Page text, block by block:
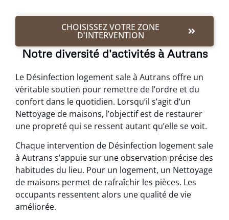
CHOISISSEZ VOTRE ZONE
D'INTERVENTION
Notre diversité d'activités à Autrans
Le Désinfection logement sale à Autrans offre un
véritable soutien pour remettre de l’ordre et du
confort dans le quotidien. Lorsqu’il s’agit d’un
Nettoyage de maisons, l’objectif est de restaurer
une propreté qui se ressent autant qu’elle se voit.
Chaque intervention de Désinfection logement sale
à Autrans s’appuie sur une observation précise des
habitudes du lieu. Pour un logement, un Nettoyage
de maisons permet de rafraîchir les pièces. Les
occupants ressentent alors une qualité de vie
améliorée.